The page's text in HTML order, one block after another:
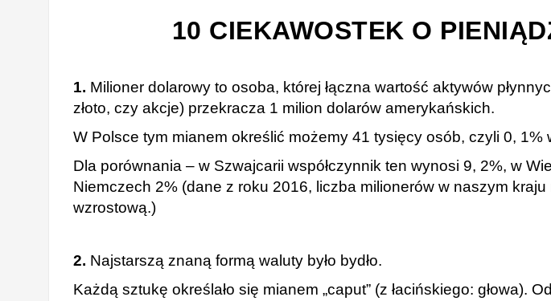
10 CIEKAWOSTEK O
1. Milioner dolarowy to osoba, której łączna wartość aktywów
złoto, czy akcje) przekracza 1 milion dolarów amerykańskich.
W Polsce tym mianem określić możemy 41 tysięcy osób, czyli 0, 1%
Dla porównania – w Szwajcarii współczynnik ten wynosi 9, 2%, w
Niemczech 2% (dane z roku 2016, liczba milionerów w naszym kraju
wzrostową.)
2. Najstarszą znaną formą waluty było bydło.
Każdą sztukę określało się mianem „caput” (z łacińskiego: głowa).